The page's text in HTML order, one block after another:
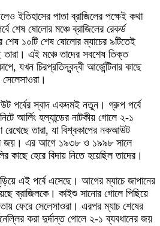
ইতিহাসের পাতা ব্রাজিলের পক্ষেই কথা
শেষ ষোলোর মঞ্চে ব্রাজিলের রেকর্ড
১০টি শেষ ষোলোর ম্যাচের ৯টিতেই
তারা। এই মঞ্চে তাদের সবশেষ তিক্ত
যখন চিরপ্রতিদ্বন্দ্বী আর্জেন্টিনার কাছে
পর্বের স্বাদ একদমই নতুন। গ্রুপ পর্বে
আর্লিং হল্যান্ডের নাটকীয় গোলে ২-১
তারা, যা বিশ্বকাপের নকআউট
জয়। এর আগে ১৯৩৮ ও ১৯৯৮ সালে
হেরে বিদায় নিতে হয়েছিল তাদের।
এই পর্বে এসেছে। আগের ম্যাচে জাপানের
ব্রাজিলকে। কাইশু সানোর গোলে পিছিয়ে
ফেরে সেলেসাওরা। এরপর ম্যাচ শেষের
করা দুর্দান্ত গোলে ২-১ ব্যবধানের জয়